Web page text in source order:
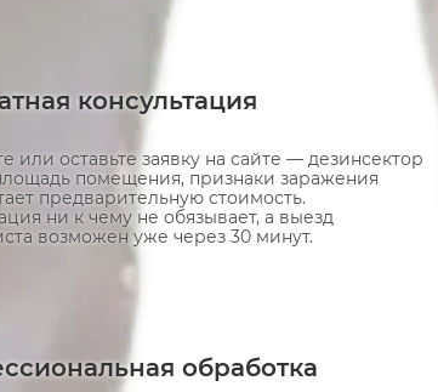
консультация
или оставьте заявку на сайте — дезинсектор
помещения, признаки заражения
предварительную стоимость.
ни к чему не обязывает, а выезд
возможен уже через 30 минут.
обработка